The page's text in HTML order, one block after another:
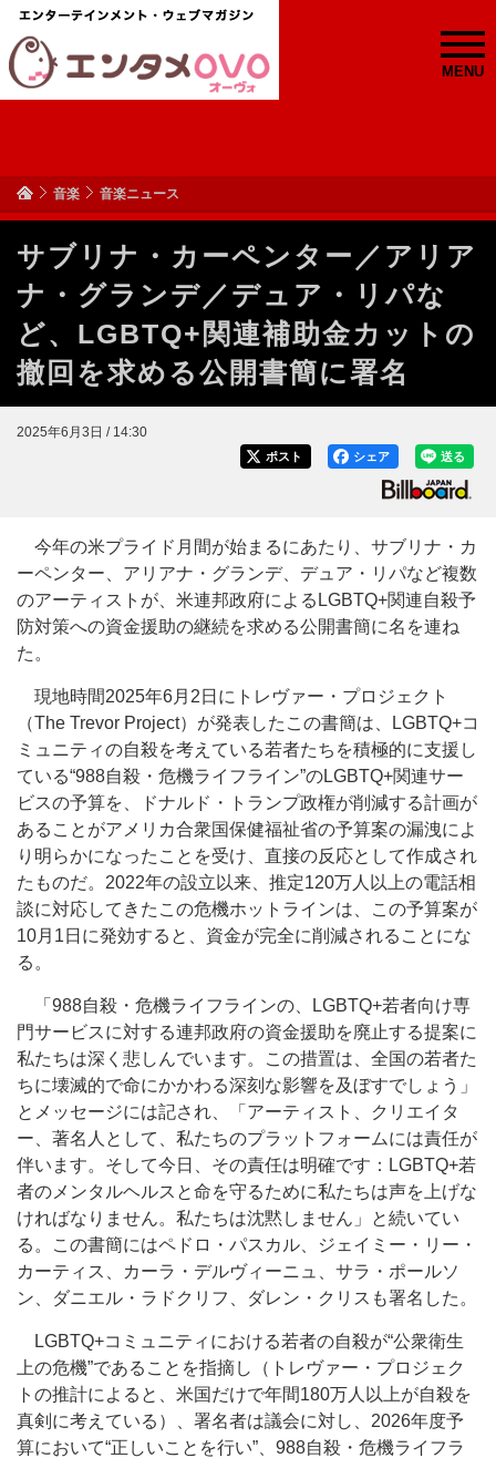
MENU
音楽 音楽ニュース
サブリナ・カーペンター／アリア
ナ・グランデ／デュア・リパな
ど、LGBTQ+関連補助金カットの
撤回を求める公開書簡に署名
2025年6月3日 / 14:30
送る
シェア
ポスト
今年の米プライド月間が始まるにあたり、サブリナ・カ
ーペンター、アリアナ・グランデ、デュア・リパなど複数
のアーティストが、米連邦政府によるLGBTQ+関連自殺予
防対策への資金援助の継続を求める公開書簡に名を連ね
た。
現地時間2025年6月2日にトレヴァー・プロジェクト
（The Trevor Project）が発表したこの書簡は、LGBTQ+コ
ミュニティの自殺を考えている若者たちを積極的に支援し
ている“988自殺・危機ライフライン”のLGBTQ+関連サー
ビスの予算を、ドナルド・トランプ政権が削減する計画が
あることがアメリカ合衆国保健福祉省の予算案の漏洩によ
り明らかになったことを受け、直接の反応として作成され
たものだ。2022年の設立以来、推定120万人以上の電話相
談に対応してきたこの危機ホットラインは、この予算案が
10月1日に発効すると、資金が完全に削減されることにな
る。
「988自殺・危機ライフラインの、LGBTQ+若者向け専
門サービスに対する連邦政府の資金援助を廃止する提案に
私たちは深く悲しんでいます。この措置は、全国の若者た
ちに壊滅的で命にかかわる深刻な影響を及ぼすでしょう」
とメッセージには記され、「アーティスト、クリエイタ
ー、著名人として、私たちのプラットフォームには責任が
伴います。そして今日、その責任は明確です：LGBTQ+若
者のメンタルヘルスと命を守るために私たちは声を上げな
ければなりません。私たちは沈黙しません」と続いてい
る。この書簡にはペドロ・パスカル、ジェイミー・リー・
カーティス、カーラ・デルヴィーニュ、サラ・ポールソ
ン、ダニエル・ラドクリフ、ダレン・クリスも署名した。
LGBTQ+コミュニティにおける若者の自殺が“公衆衛生
上の危機”であることを指摘し（トレヴァー・プロジェク
トの推計によると、米国だけで年間180万人以上が自殺を
真剣に考えている）、署名者は議会に対し、2026年度予
算において“正しいことを行い”、988自殺・危機ライフラ